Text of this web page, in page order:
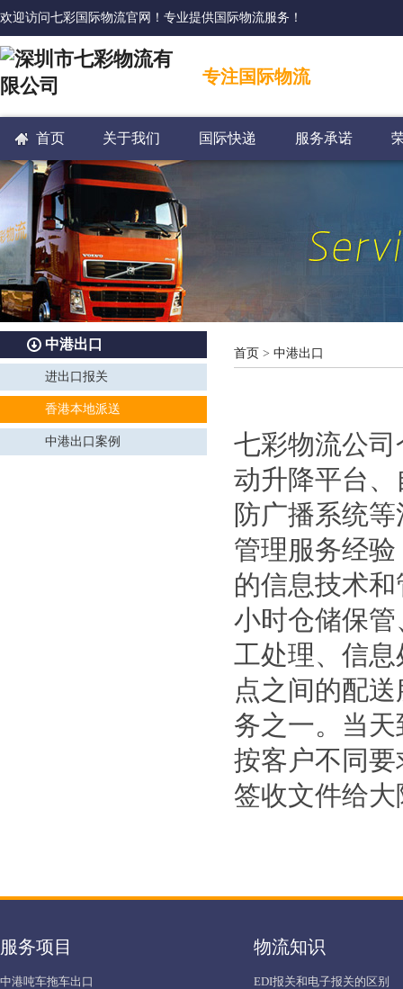
欢迎访问七彩国际物流官网！专业提供国际物流服务！
专注国际物流
首页 关于我们 国际快递 服务承诺
中港出口
进出口报关
香港本地派送
中港出口案例
首页 > 中港出口
七彩物流公
动升降平台
防广播系统
管理服务经
的信息技术
小时仓储保
工处理、信
点之间的配
务之一。当
按客户不同
签收文件给
服务项目
中港吨车拖车出口
物流知识
EDI报关和电子报关的区别